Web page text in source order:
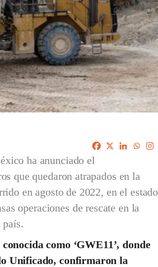
ha anunciado el
que quedaron atrapados en la
en agosto de 2022, en el estado
operaciones de rescate en la
como ‘GWE11’, donde
Unificado, confirmaron la